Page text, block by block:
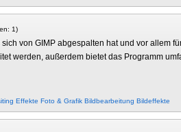
1)
von GIMP abgespalten hat und vor allem
werden, außerdem bietet das Programm
Effekte Foto & Grafik Bildbearbeitung Bildeffekte